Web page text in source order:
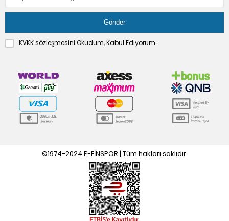
KVKK sözleşmesini Okudum, Kabul Ediyorum.
©1974-2024 E-FİNSPOR | Tüm hakları saklıdır.